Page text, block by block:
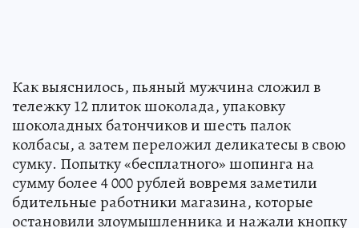
Как выяснилось, пьяный мужчина сложил в
тележку 12 плиток шоколада, упаковку
шоколадных батончиков и шесть палок
колбасы, а затем переложил деликатесы в свою
сумку. Попытку «бесплатного» шопинга на
сумму более 4 000 рублей вовремя заметили
бдительные работники магазина, которые
остановили злоумышленника и нажали кнопку